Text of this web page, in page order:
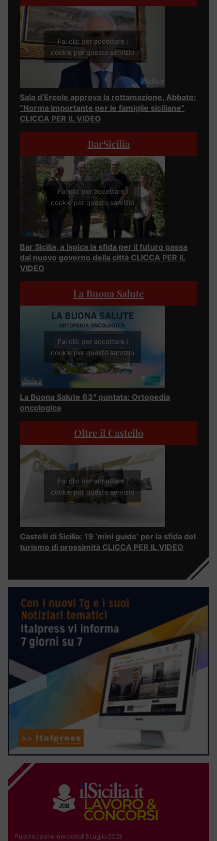
Fai clic per accettare i
cookie per questo servizio
Sala d’Ercole approva la rottamazione, Abbate:
“Norma importante per le famiglie siciliane”
CLICCA PER IL VIDEO
BarSicilia
Fai clic per accettare i
cookie per questo servizio
Bar Sicilia, a Ispica la sfida per il futuro passa
dal nuovo governo della città CLICCA PER IL
VIDEO
La Buona Salute
Fai clic per accettare i
cookie per questo servizio
La Buona Salute 63° puntata: Ortopedia
oncologica
Oltre il Castello
Fai clic per accettare i
cookie per questo servizio
Castelli di Sicilia: 19 ‘mini guide’ per la sfida del
turismo di prossimità CLICCA PER IL VIDEO
Pubblicazione: mercoledì 8 Luglio 2026